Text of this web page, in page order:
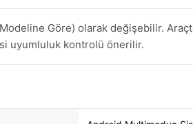
Göre) olarak değişebilir.
uyumluluk kontrolü önerilir.